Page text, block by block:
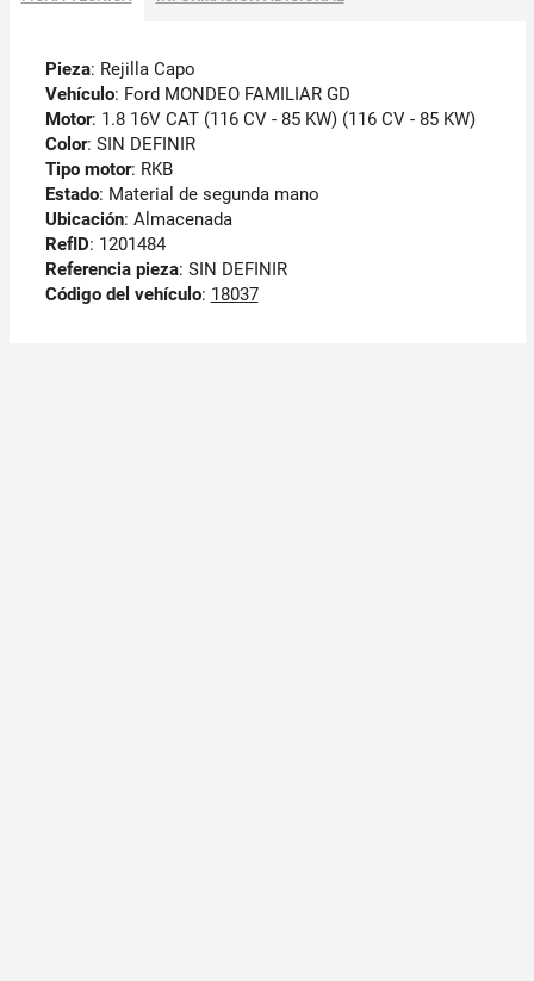
Pieza: Rejilla Capo
Vehículo: Ford MONDEO FAMILIAR GD
Motor: 1.8 16V CAT (116 CV - 85 KW) (116 CV - 85 KW)
Color: SIN DEFINIR
Tipo motor: RKB
Estado: Material de segunda mano
Ubicación: Almacenada
RefID: 1201484
Referencia pieza: SIN DEFINIR
Código del vehículo: 18037